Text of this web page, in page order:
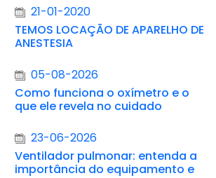
21-01-2020
TEMOS LOCAÇÃO DE APARELHO DE
ANESTESIA
05-08-2026
Como funciona o oxímetro e o
que ele revela no cuidado
23-06-2026
Ventilador pulmonar: entenda a
importância do equipamento e